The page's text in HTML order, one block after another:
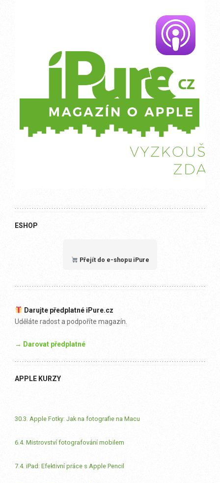
ESHOP
Přejít do e-shopu iPure
Darujte předplatné iPure.cz
Uděláte radost a podpoříte magazín.
→ Darovat předplatné
APPLE KURZY
30.3. Apple Fotky: Jak na fotografie na Macu
6.4. Mistrovství fotografování mobilem
7.4. iPad: Efektivní práce s Apple Pencil